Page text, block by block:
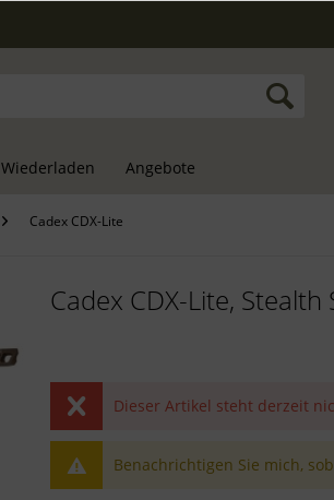
Wiederladen Angebote
Cadex CDX-Lite
Cadex CDX-Lite,
Dieser Artikel steht derzeit
Benachrichtigen Sie mich,